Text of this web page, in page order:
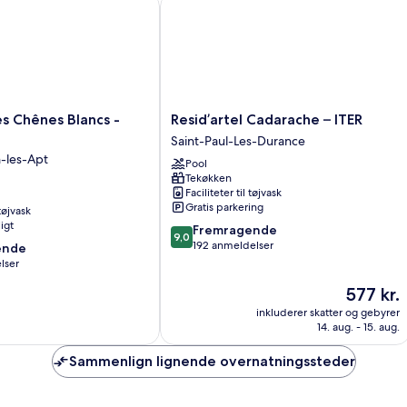
Chênes Blancs -
les-Apt
Resid’artel
Cadarache
–
ITER
Saint-
Paul-
Les-
Durance
Resid’artel Cadarache – ITER
Saint-Paul-Les-Durance
Pool
Tekøkken
Faciliteter til tøjvask
Gratis parkering
9.0
ud
9,0 Fremragende
192 anmeldelser
Prisen
er
577 kr.
577 kr.
inkluderer skatter og gebyrer
14. aug. - 15. aug.
Sammenlign lignende overnatningssteder